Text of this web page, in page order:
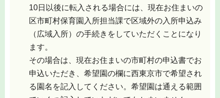
10日以後に転入される場合には、現在お住まいの
区市町村保育園入所担当課で区域外の入所申込み
（広域入所）の手続きをしていただくことになり
ます。
その場合は、現在お住まいの市町村の申込書でお
申込いただき、希望園の欄に西東京市で希望され
る園名を記入してください。希望園は通える範囲